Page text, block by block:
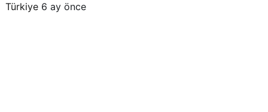
Türkiye 6 ay önce